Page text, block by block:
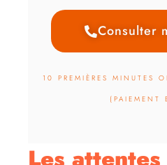
Consulter
10 PREMIÈRES MINUTES
(PAIEMENT